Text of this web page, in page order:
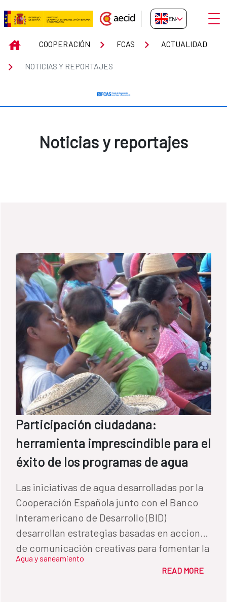
Skip to Main Content
Noticias y reportajes
EN-GB
INICIOCOOPERACIÓN FCAS ACTUALIDAD
NOTICIAS Y REPORTAJES
Noticias y reportajes
Participación ciudadana:
herramienta imprescindible para el
éxito de los programas de agua
Las iniciativas de agua desarrolladas por la
Cooperación Española junto con el Banco
Interamericano de Desarrollo (BID)
desarrollan estrategias basadas en acciones
de comunicación creativas para fomentar la
participación ciudadana como herramienta
Agua y saneamiento
READ MORE